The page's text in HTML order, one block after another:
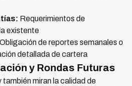
Requerimientos de
existente
Obligación de reportes semanales o
detallada de cartera
y Rondas Futuras
también miran la calidad de